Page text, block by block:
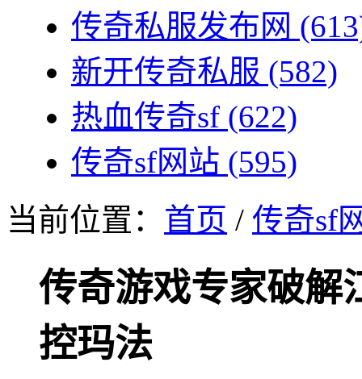
传奇私服发布网
新开传奇私服 (582)
热血传奇sf (622)
传奇sf网站 (595)
当前位置： 首页 / 传奇sf
传奇游戏专家破解
控玛法